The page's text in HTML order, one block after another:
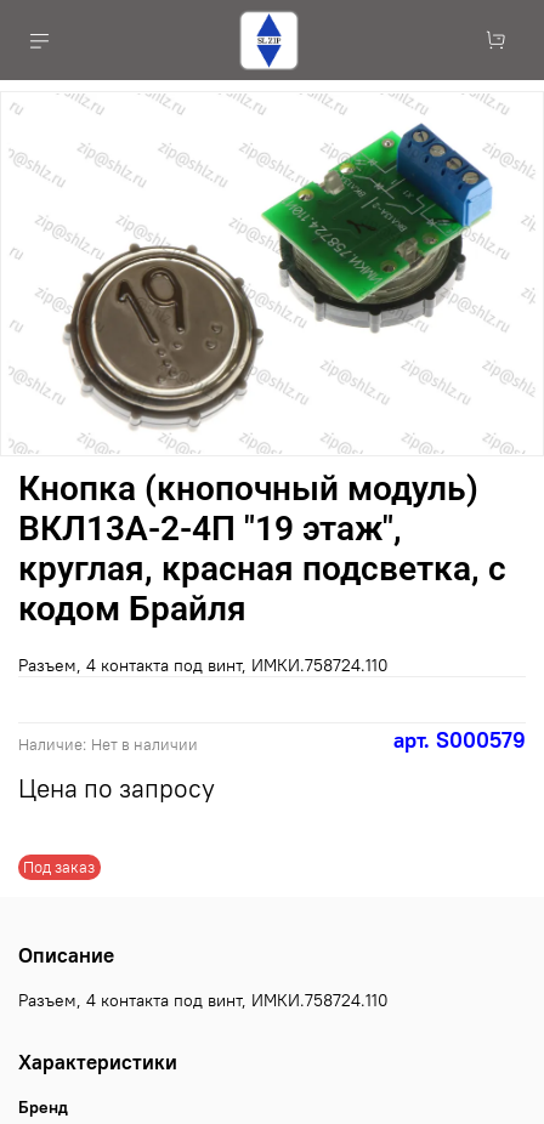
арт. S000579
Наличие: Нет в наличии
Под заказ
Кнопка (кнопочный модуль)
ВКЛ13А-2-4П "19 этаж",
круглая, красная подсветка, с
кодом Брайля
Цена по запросу
Разъем, 4 контакта под винт, ИМКИ.758724.110
Описание
Разъем, 4 контакта под винт, ИМКИ.758724.110
Характеристики
Бренд